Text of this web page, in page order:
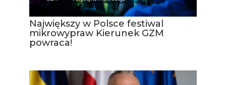
Największy w Polsce festiwal
mikrowypraw Kierunek GZM
powraca!